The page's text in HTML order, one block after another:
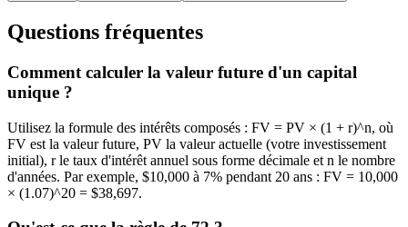
Questions fréquentes
Comment calculer la valeur future d'un capital
unique ?
Utilisez la formule des intérêts composés : FV = PV × (1 + r)^n, où
FV est la valeur future, PV la valeur actuelle (votre investissement
initial), r le taux d'intérêt annuel sous forme décimale et n le nombre
d'années. Par exemple, $10,000 à 7% pendant 20 ans : FV = 10,000
× (1.07)^20 = $38,697.